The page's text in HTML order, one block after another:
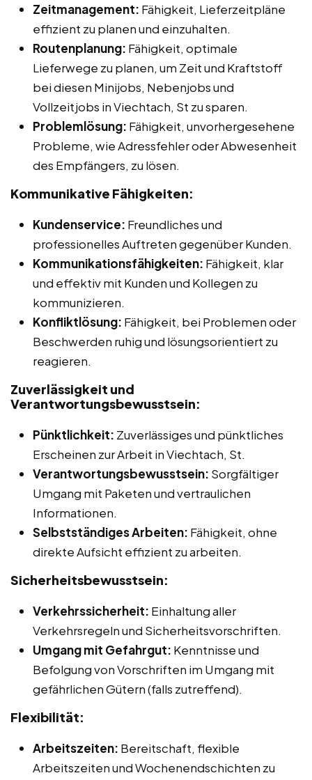
Zeitmanagement: Fähigkeit, Lieferzeitpläne
effizient zu planen und einzuhalten.
Routenplanung: Fähigkeit, optimale
Lieferwege zu planen, um Zeit und Kraftstoff
bei diesen Minijobs, Nebenjobs und
Vollzeitjobs in Viechtach, St zu sparen.
Problemlösung: Fähigkeit, unvorhergesehene
Probleme, wie Adressfehler oder Abwesenheit
des Empfängers, zu lösen.
Kommunikative Fähigkeiten:
Kundenservice: Freundliches und
professionelles Auftreten gegenüber Kunden.
Kommunikationsfähigkeiten: Fähigkeit, klar
und effektiv mit Kunden und Kollegen zu
kommunizieren.
Konfliktlösung: Fähigkeit, bei Problemen oder
Beschwerden ruhig und lösungsorientiert zu
reagieren.
Zuverlässigkeit und
Verantwortungsbewusstsein:
Pünktlichkeit: Zuverlässiges und pünktliches
Erscheinen zur Arbeit in Viechtach, St.
Verantwortungsbewusstsein: Sorgfältiger
Umgang mit Paketen und vertraulichen
Informationen.
Selbstständiges Arbeiten: Fähigkeit, ohne
direkte Aufsicht effizient zu arbeiten.
Sicherheitsbewusstsein:
Verkehrssicherheit: Einhaltung aller
Verkehrsregeln und Sicherheitsvorschriften.
Umgang mit Gefahrgut: Kenntnisse und
Befolgung von Vorschriften im Umgang mit
gefährlichen Gütern (falls zutreffend).
Flexibilität:
Arbeitszeiten: Bereitschaft, flexible
Arbeitszeiten und Wochenendschichten zu